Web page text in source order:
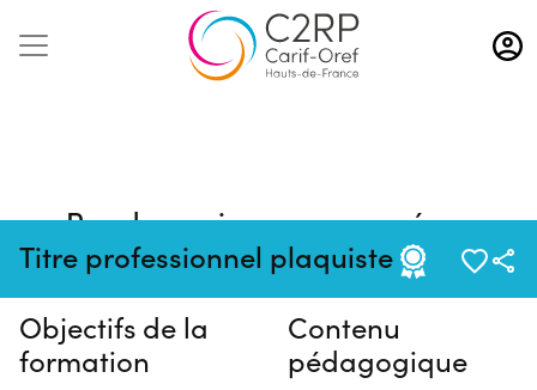
Aller
au
contenu
Titre professionnel plaquiste
Pas de session programmée en
ce moment
Objectifs de la
formation
Contenu
pédagogique